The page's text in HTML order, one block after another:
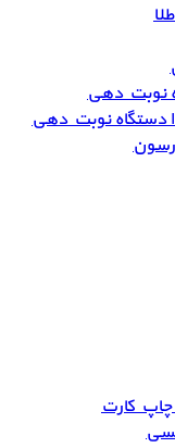
نوبت دهی
دستگاه نوبت دهی
چاپ کارت